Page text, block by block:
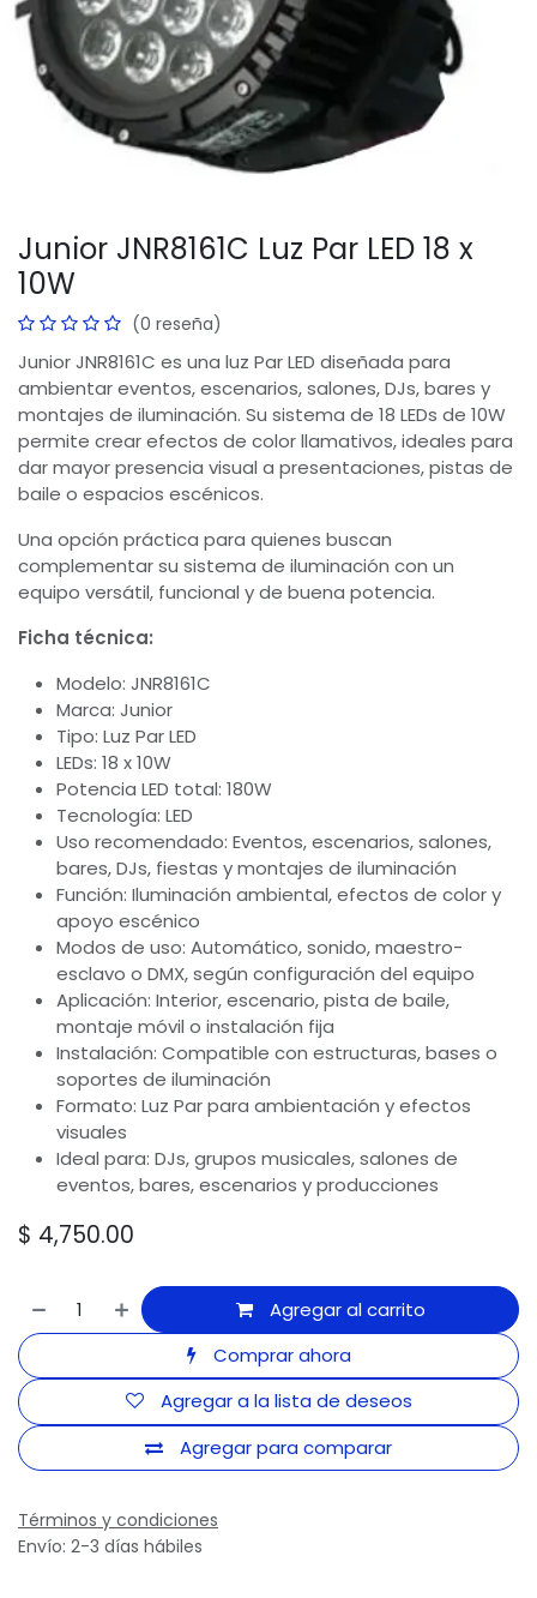
Junior JNR8161C Luz Par LED 18 x
10W
(0 reseña)
Junior JNR8161C es una luz Par LED diseñada para
ambientar eventos, escenarios, salones, DJs, bares y
montajes de iluminación. Su sistema de 18 LEDs de 10W
permite crear efectos de color llamativos, ideales para
dar mayor presencia visual a presentaciones, pistas de
baile o espacios escénicos.
Una opción práctica para quienes buscan
complementar su sistema de iluminación con un
equipo versátil, funcional y de buena potencia.
Ficha técnica:
Modelo: JNR8161C
Marca: Junior
Tipo: Luz Par LED
LEDs: 18 x 10W
Potencia LED total: 180W
Tecnología: LED
Uso recomendado: Eventos, escenarios, salones,
bares, DJs, fiestas y montajes de iluminación
Función: Iluminación ambiental, efectos de color y
apoyo escénico
Modos de uso: Automático, sonido, maestro-
esclavo o DMX, según configuración del equipo
Aplicación: Interior, escenario, pista de baile,
montaje móvil o instalación fija
Instalación: Compatible con estructuras, bases o
soportes de iluminación
Formato: Luz Par para ambientación y efectos
visuales
Ideal para: DJs, grupos musicales, salones de
eventos, bares, escenarios y producciones
$ 4,750.00
Agregar al carrito
Comprar ahora
Agregar para comparar
Agregar a la lista de deseos
Términos y condiciones
Envío: 2-3 días hábiles